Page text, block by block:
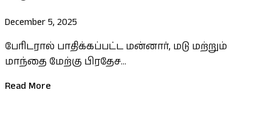
December 5, 2025
பேரிடரால் பாதிக்கப்பட்ட மன்னார், மடு மற்றும்
மாந்தை மேற்கு பிரதேச...
Read More